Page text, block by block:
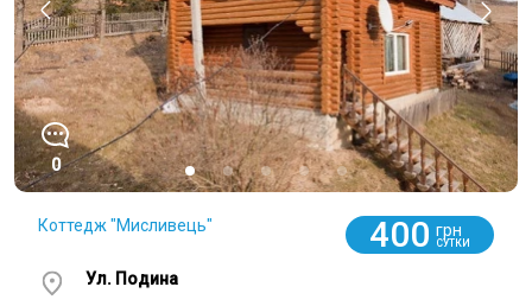
0
Коттедж "Мисливець" 400 грн
СУТКИ
Ул. Подина